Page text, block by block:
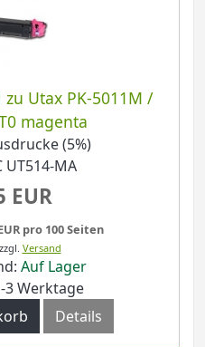
Utax PK-5011M /
magenta
(5%)
UT514-MA
EUR
pro 100 Seiten
zzgl. Versand
Auf Lager
3 Werktage
Details